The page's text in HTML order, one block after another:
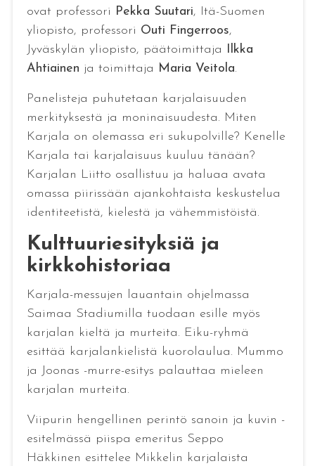
ovat professori Pekka Suutari, Itä-Suomen
yliopisto, professori Outi Fingerroos,
Jyväskylän yliopisto, päätoimittaja
Ilkka
Ahtiainen ja toimittaja Maria Veitola.
Panelisteja puhutetaan karjalaisuuden
merkityksestä ja moninaisuudesta. Miten
Karjala on olemassa eri sukupolville? Kenelle
Karjala tai karjalaisuus kuuluu tänään?
Karjalan Liitto osallistuu ja haluaa avata
omassa piirissään ajankohtaista keskustelua
identiteetistä, kielestä ja vähemmistöistä.
Kulttuuriesityksiä ja
kirkkohistoriaa
Karjala-messujen lauantain ohjelmassa
Saimaa Stadiumilla tuodaan esille myös
karjalan kieltä ja murteita. Eiku-ryhmä
esittää karjalankielistä kuorolaulua. Mummo
ja Joonas -murre-esitys palauttaa mieleen
karjalan murteita.
Viipurin hengellinen perintö sanoin ja kuvin -
esitelmässä piispa emeritus Seppo
Häkkinen esittelee Mikkelin karjalaista